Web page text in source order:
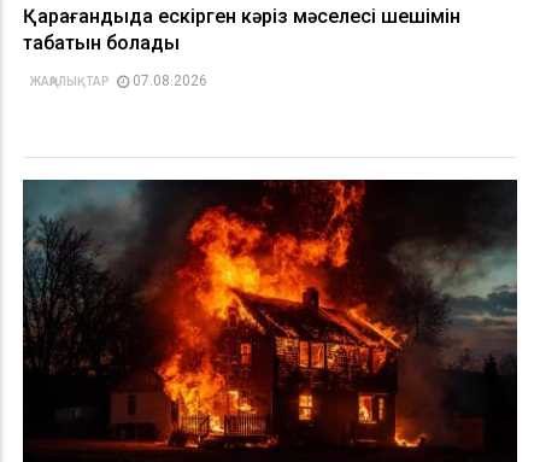
Қарағандыда ескірген кәріз мәселесі шешімін
табатын болады
ЖАҢАЛЫҚТАР 07.08.2026